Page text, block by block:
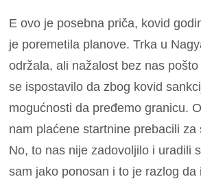
E ovo je posebna priča, kovid
je poremetila planove. Trka u
održala, ali nažalost bez nas
se ispostavilo da zbog kovid
mogućnosti da pređemo granicu.
nam plaćene startnine prebacili za
No, to nas nije zadovoljilo i uradili
sam jako ponosan i to je razlog da